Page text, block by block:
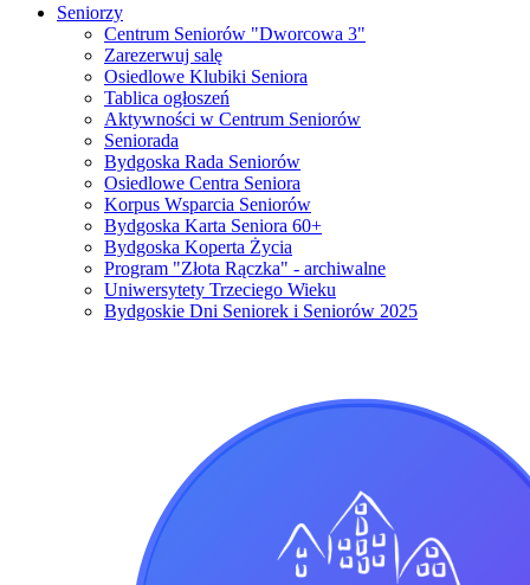
Seniorzy
Centrum Seniorów "Dworcowa 3"
Zarezerwuj salę
Osiedlowe Klubiki Seniora
Tablica ogłoszeń
Aktywności w Centrum Seniorów
Seniorada
Bydgoska Rada Seniorów
Osiedlowe Centra Seniora
Korpus Wsparcia Seniorów
Bydgoska Karta Seniora 60+
Bydgoska Koperta Życia
Program "Złota Rączka" - archiwalne
Uniwersytety Trzeciego Wieku
Bydgoskie Dni Seniorek i Seniorów 2025